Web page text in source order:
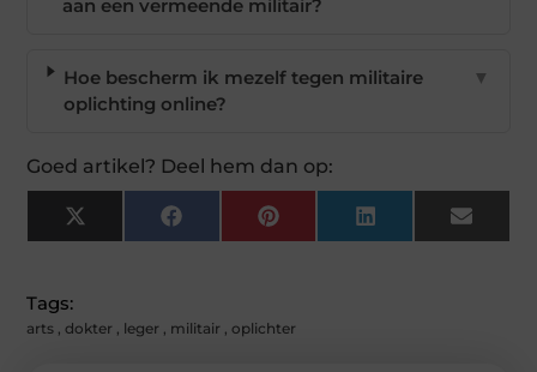
aan een vermeende militair?
Hoe bescherm ik mezelf tegen militaire
oplichting online?
▼
Goed artikel? Deel hem dan op:
X
(Twitter)
FacebookPinterest LinkedIn Email
Tags:
arts ,dokter , leger , militair ,oplichter